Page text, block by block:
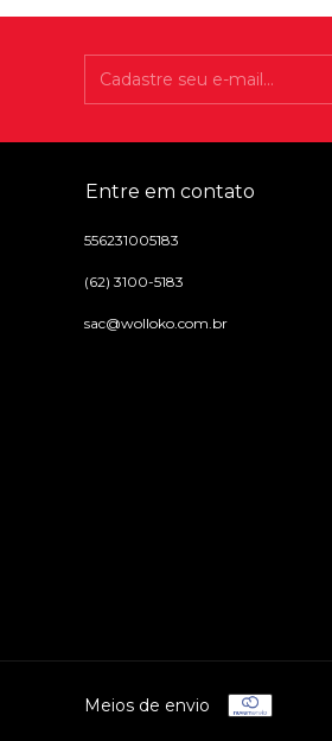
Entre em contato
556231005183
(62) 3100-5183
sac@wolloko.com.br
Meios de envio